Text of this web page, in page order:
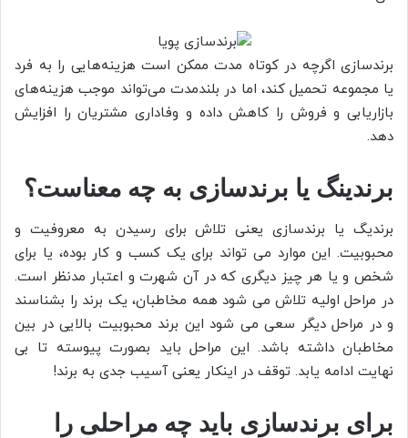
برندسازی اگرچه در کوتاه مدت ممکن است هزینه‌هایی را به فرد
یا مجموعه تحمیل کند، اما در بلندمدت می‌تواند موجب هزینه‌های
بازاریابی و فروش را کاهش داده و وفاداری مشتریان را افزایش
دهد.
برندینگ یا برندسازی به چه معناست؟
برندیگ یا برندسازی یعنی تلاش برای رسیدن به معروفیت و
محبوبیت. این موارد می تواند برای یک کسب و کار بوده، یا برای
شخص و یا هر چیز دیگری که در آن شهرت و اعتبار مدنظر است.
در مراحل اولیه تلاش می شود همه مخاطبان، یک برند را بشناسند
و در مراحل دیگر سعی می شود این برند محبوبیت بالایی در بین
مخاطبان داشته باشد. این مراحل باید بصورت پیوسته تا بی
نهایت ادامه یابد. توقف در اینکار یعنی آسیب جدی به برند!
برای برندسازی باید چه مراحلی را